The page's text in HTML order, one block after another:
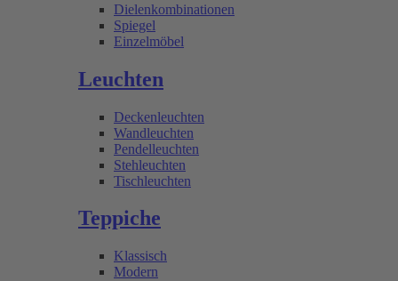
Dielenkombinationen
Spiegel
Einzelmöbel
Leuchten
Deckenleuchten
Wandleuchten
Pendelleuchten
Stehleuchten
Tischleuchten
Teppiche
Klassisch
Modern